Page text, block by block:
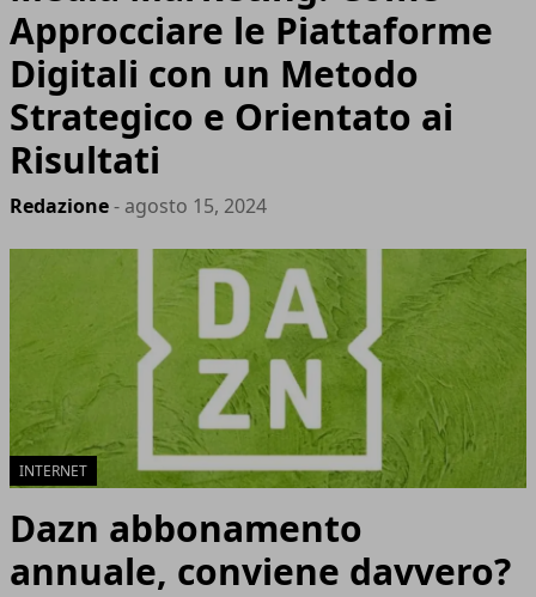
Approcciare le Piattaforme
Digitali con un Metodo
Strategico e Orientato ai
Risultati
Redazione- agosto 15, 2024
INTERNET
Dazn abbonamento
annuale, conviene davvero?